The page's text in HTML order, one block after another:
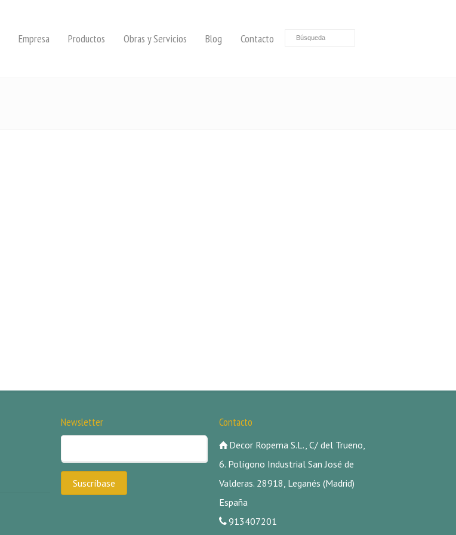
Empresa Productos Obras y Servicios Blog Contacto
Newsletter Contacto
Decor Ropema S.L., C/ del Trueno,
6. Polígono Industrial San José de
Valderas. 28918, Leganés (Madrid)
España
913407201